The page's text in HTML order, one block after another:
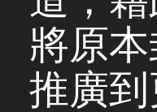
將原
推廣